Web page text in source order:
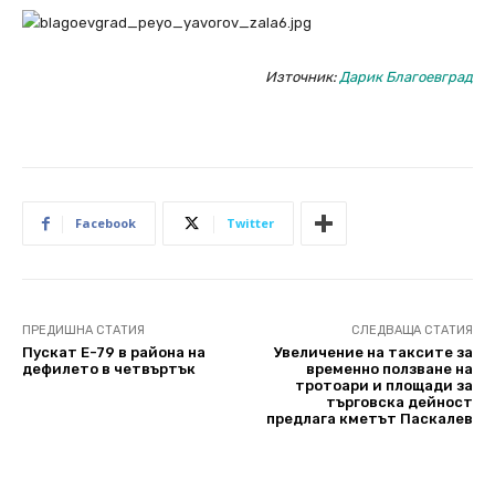
Източник:Дарик Благоевград
Facebook Twitter
ПРЕДИШНА СТАТИЯ
Пускат Е-79 в района на
дефилето в четвъртък
СЛЕДВАЩА СТАТИЯ
Увеличение на таксите за
временно ползване на
тротоари и площади за
търговска дейност
предлага кметът Паскалев